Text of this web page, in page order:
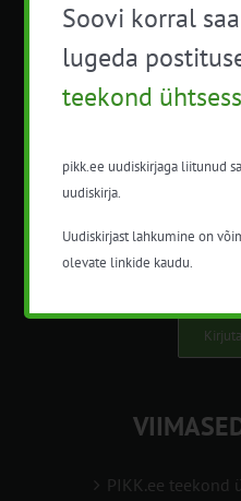
METK
PIKK.ee teekond
Soovi korral
lugeda
teekond
pikk.ee uudiskirjaga liitunud
uudiskirja.
Uudiskirjast lahkumine on
olevate linkide kaudu.